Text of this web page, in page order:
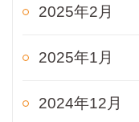
2025年2月
2025年1月
2024年12月